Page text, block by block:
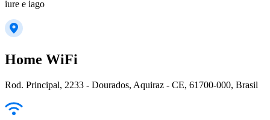
iure e iago
Home WiFi
Rod. Principal, 2233 - Dourados, Aquiraz - CE, 61700-000, Brasil